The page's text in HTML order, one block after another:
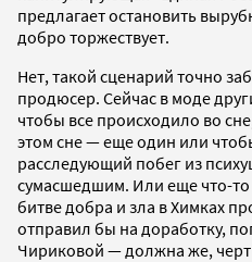
предлагает остановить
добро торжествует.
Нет, такой сценарий точно
продюсер. Сейчас в моде
чтобы все происходило во
этом сне — еще один или
расследующий побег из
сумасшедшим. Или еще что-
битве добра и зла в Химках
отправил бы на доработку,
Чириковой — должна же,